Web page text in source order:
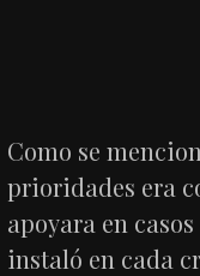
Como se
prioridades era
apoyara en
instaló en cada